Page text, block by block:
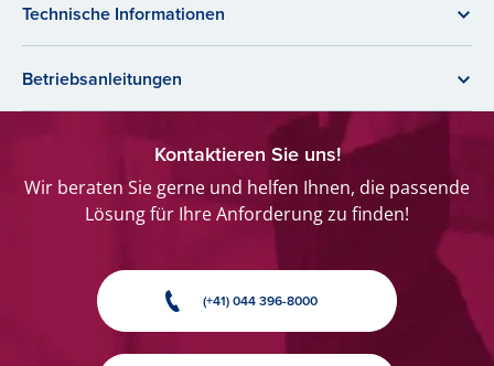
Technische Informationen
Betriebsanleitungen
Kontaktieren Sie uns!
Wir beraten Sie gerne und helfen Ihnen, die passende
Lösung für Ihre Anforderung zu finden!
(+41) 044 396-8000